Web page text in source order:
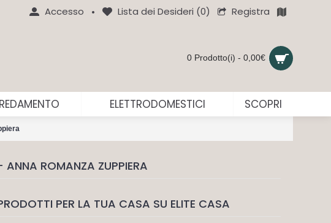
Accesso • Lista dei Desideri (0) Registra
0 Prodotto(i) - 0,00€
ELETTRODOMESTICI SCOPRI
ROMANZA ZUPPIERA
PER LA TUA CASA SU ELITE CASA